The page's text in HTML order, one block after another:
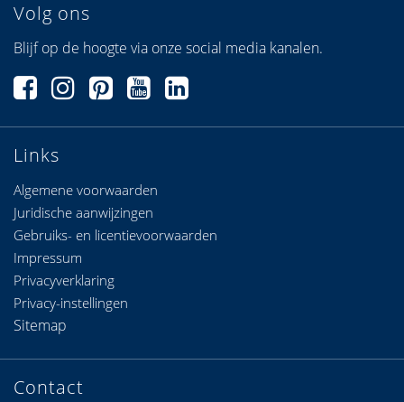
Links
Algemene voorwaarden
Juridische aanwijzingen
Gebruiks- en licentievoorwaarden
Volg ons
Blijf op de hoogte via onze social media kanalen.
Contact
Impressum
Privacyverklaring
Privacy-instellingen
Sitemap